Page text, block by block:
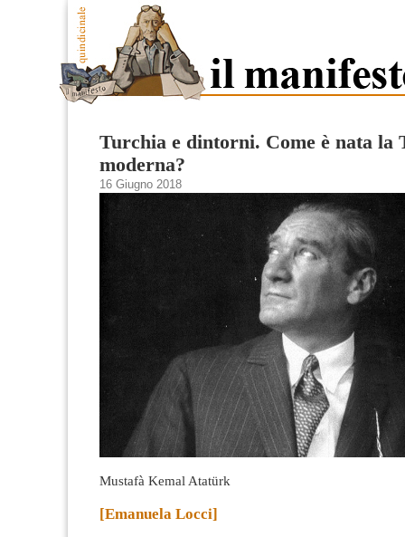
Turchia e dintorni. Come è nata la
moderna?
16 Giugno 2018
Mustafà Kemal Atatürk
[Emanuela Locci]